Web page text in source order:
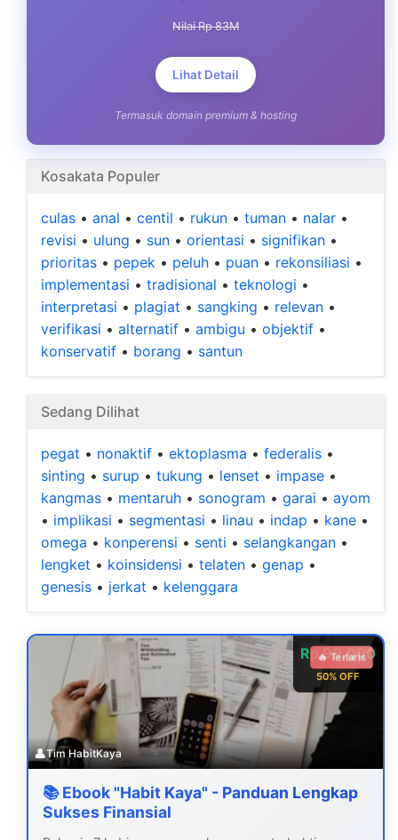
Nilai Rp 83M
Lihat Detail
Termasuk domain premium & hosting
Kosakata Populer
culas • anal • centil • rukun • tuman • nalar •
revisi • ulung • sun • orientasi • signifikan •
prioritas • pepek • peluh • puan • rekonsiliasi •
implementasi • tradisional • teknologi •
interpretasi • plagiat • sangking • relevan •
verifikasi • alternatif • ambigu • objektif •
konservatif • borang • santun
Sedang Dilihat
pegat • nonaktif • ektoplasma • federalis •
sinting • surup • tukung • lenset • impase •
kangmas • mentaruh • sonogram • garai • ayom
• implikasi • segmentasi • linau • indap • kane •
omega • konperensi • senti • selangkangan •
lengket • koinsidensi • telaten • genap •
genesis • jerkat • kelenggara
Rp 99.000
50% OFF
🔥 Terlaris
👤Tim HabitKaya
📚 Ebook "Habit Kaya" - Panduan Lengkap
Sukses Finansial